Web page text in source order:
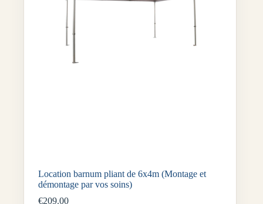
Location barnum pliant de 6x4m (Montage et
démontage par vos soins)
€209.00